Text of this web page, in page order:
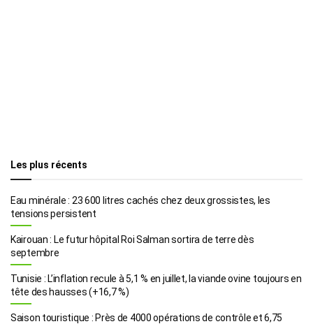
Les plus récents
Eau minérale : 23 600 litres cachés chez deux grossistes, les
tensions persistent
Kairouan : Le futur hôpital Roi Salman sortira de terre dès
septembre
Tunisie : L’inflation recule à 5,1 % en juillet, la viande ovine toujours en
tête des hausses (+16,7 %)
Saison touristique : Près de 4000 opérations de contrôle et 6,75